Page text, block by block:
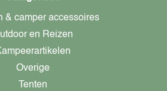
& camper accessoires
en Reizen
Overige
Tenten